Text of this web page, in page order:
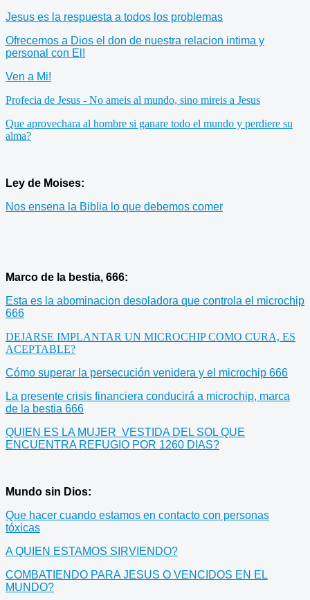
Jesus es la respuesta a todos los problemas
Ofrecemos a Dios el don de nuestra relacion intima y
personal con El!
Ven a Mi!
Profecia de Jesus - No ameis al mundo, sino mireis a Jesus
Que aprovechara al hombre si ganare todo el mundo y perdiere su
alma?
Ley de Moises:
Nos ensena la Biblia lo que debemos comer
Marco de la bestia, 666:
Esta es la abominacion desoladora que controla el microchip
666
DEJARSE IMPLANTAR UN MICROCHIP COMO CURA, ES
ACEPTABLE?
Cómo superar la persecución venidera y el microchip 666
La presente crisis financiera conducirá a microchip, marca
de la bestia 666
QUIEN ES LA MUJER VESTIDA DEL SOL QUE
ENCUENTRA REFUGIO POR 1260 DIAS?
Mundo sin Dios:
Que hacer cuando estamos en contacto con personas
tóxicas
A QUIEN ESTAMOS SIRVIENDO?
COMBATIENDO PARA JESUS O VENCIDOS EN EL
MUNDO?